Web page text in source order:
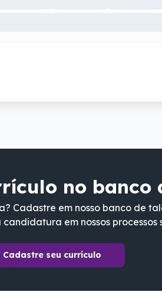
no banco
Cadastre em nosso banco de
em nossos processos
Cadastre seu currículo